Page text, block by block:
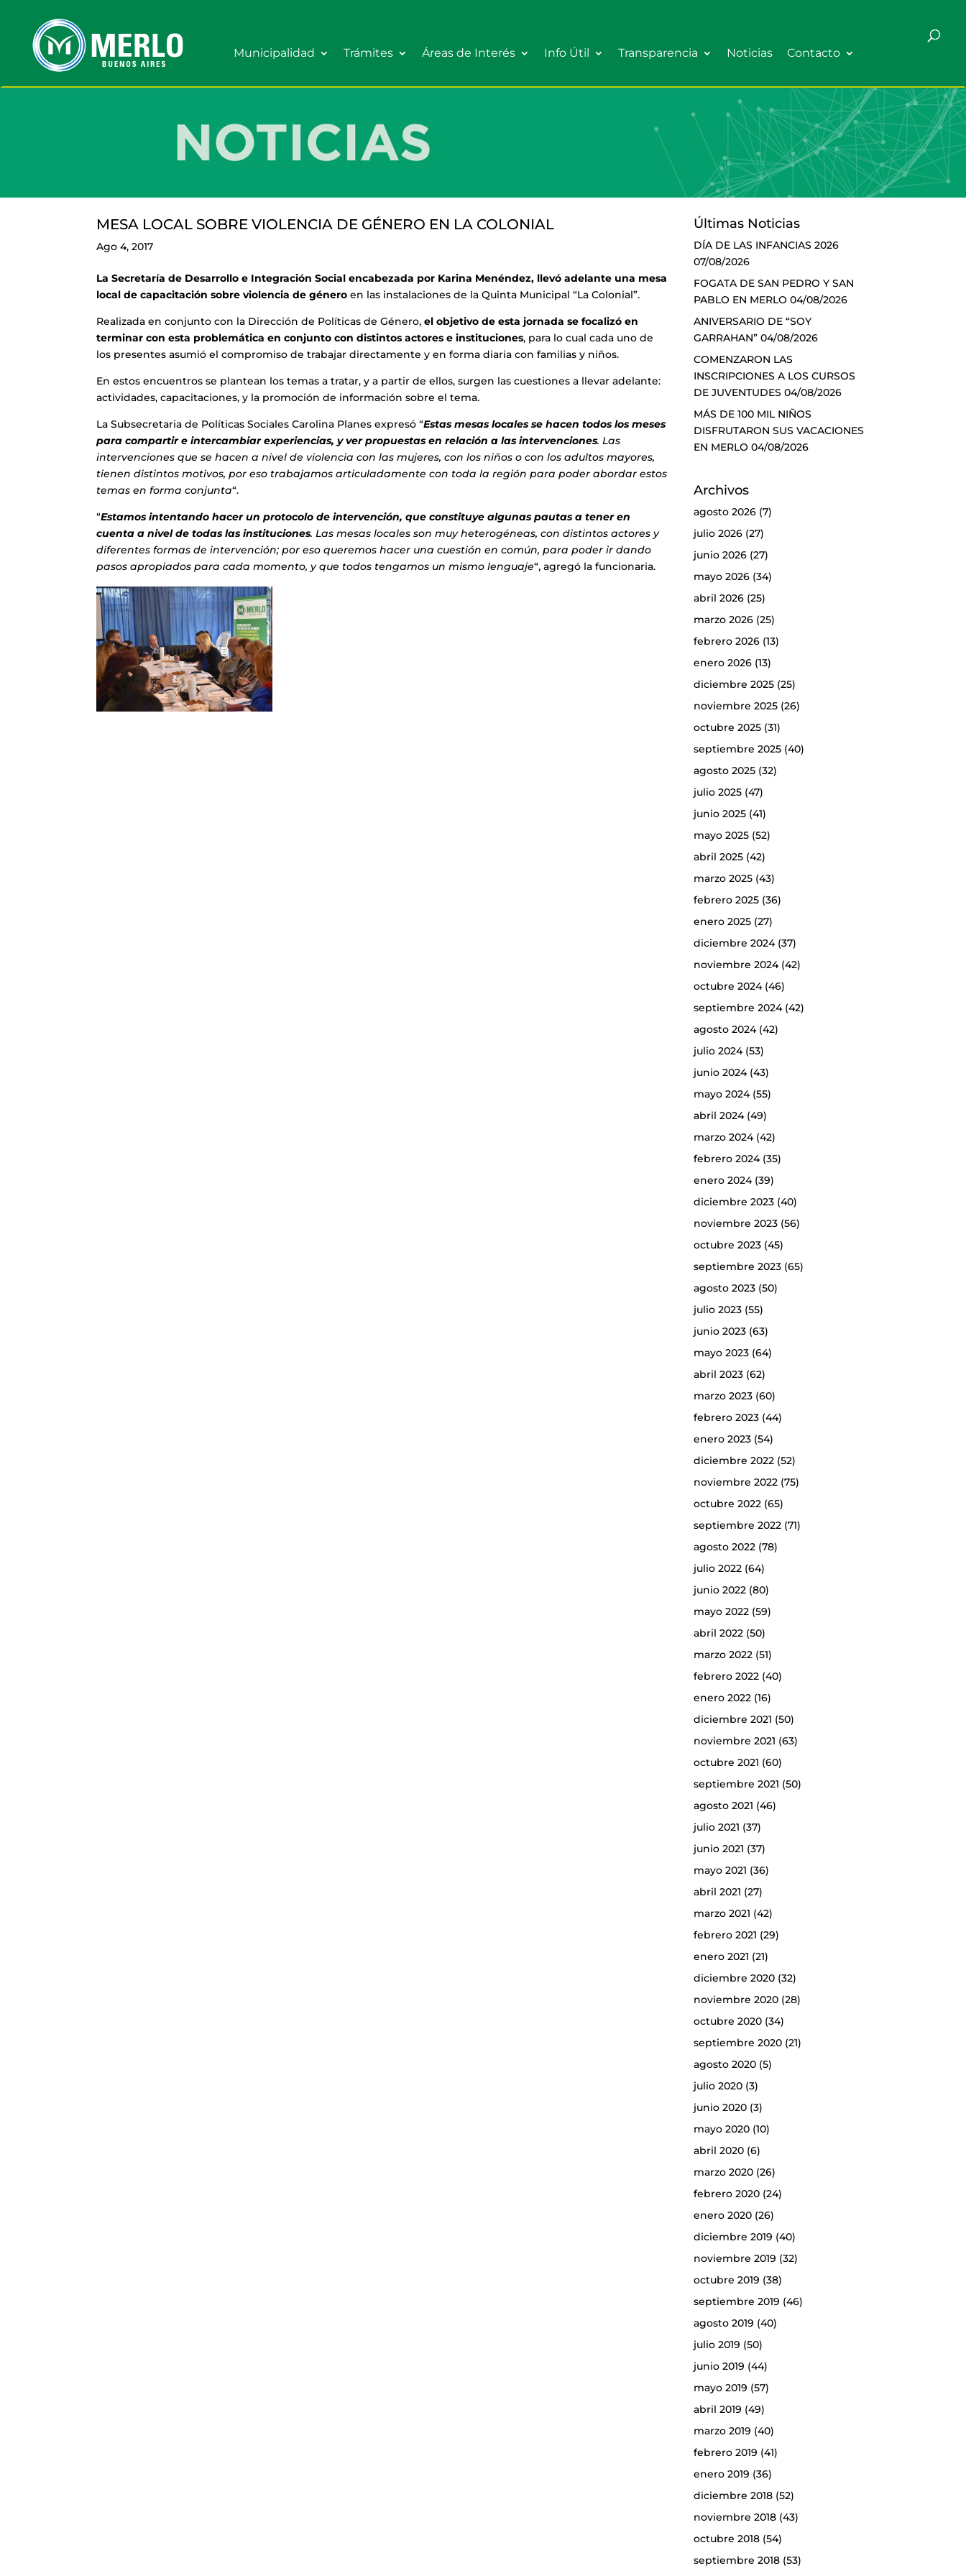
Municipalidad Trámites Áreas de Interés Info Útil Transparencia Noticias Contacto
MESA LOCAL SOBRE VIOLENCIA DE GÉNERO EN LA COLONIAL
Ago 4, 2017
La Secretaría de Desarrollo e Integración Social encabezada por Karina Menéndez, llevó adelante una mesa
local de capacitación sobre violencia de género en las instalaciones de la Quinta Municipal “La Colonial”.
Realizada en conjunto con la Dirección de Políticas de Género,el objetivo de esta jornada se focalizó en
terminar con esta problemática en conjunto con distintos actores e instituciones, para lo cual cada uno de
los presentes asumió el compromiso de trabajar directamente y en forma diaria con familias y niños.
En estos encuentros se plantean los temas a tratar, y a partir de ellos, surgen las cuestiones a llevar adelante:
actividades, capacitaciones, y la promoción de información sobre el tema.
La Subsecretaria de Políticas Sociales Carolina Planes expresó “Estas mesas locales se hacen todos los meses
para compartir e intercambiar experiencias, y ver propuestas en relación a las intervenciones. Las
intervenciones que se hacen a nivel de violencia con las mujeres, con los niños o con los adultos mayores,
tienen distintos motivos, por eso trabajamos articuladamente con toda la región para poder abordar estos
temas en forma conjunta“.
“Estamos intentando hacer un protocolo de intervención, que constituye algunas pautas a tener en
cuenta a nivel de todas las instituciones. Las mesas locales son muy heterogéneas, con distintos actores y
diferentes formas de intervención; por eso queremos hacer una cuestión en común, para poder ir dando
pasos apropiados para cada momento, y que todos tengamos un mismo lenguaje“, agregó la funcionaria.
Últimas Noticias
DÍA DE LAS INFANCIAS 2026
07/08/2026
FOGATA DE SAN PEDRO Y SAN
PABLO EN MERLO 04/08/2026
ANIVERSARIO DE “SOY
GARRAHAN” 04/08/2026
COMENZARON LAS
INSCRIPCIONES A LOS CURSOS
DE JUVENTUDES 04/08/2026
MÁS DE 100 MIL NIÑOS
DISFRUTARON SUS VACACIONES
EN MERLO 04/08/2026
Archivos
agosto 2026(7)
julio 2026(27)
junio 2026(27)
mayo 2026(34)
abril 2026(25)
marzo 2026(25)
febrero 2026(13)
enero 2026(13)
diciembre 2025(25)
noviembre 2025(26)
octubre 2025(31)
septiembre 2025(40)
agosto 2025(32)
julio 2025(47)
junio 2025(41)
mayo 2025(52)
abril 2025(42)
marzo 2025(43)
febrero 2025(36)
enero 2025(27)
diciembre 2024(37)
noviembre 2024(42)
octubre 2024(46)
septiembre 2024(42)
agosto 2024(42)
julio 2024(53)
junio 2024(43)
mayo 2024(55)
abril 2024(49)
marzo 2024(42)
febrero 2024(35)
enero 2024(39)
diciembre 2023(40)
noviembre 2023(56)
octubre 2023(45)
septiembre 2023(65)
agosto 2023(50)
julio 2023(55)
junio 2023(63)
mayo 2023(64)
abril 2023(62)
marzo 2023(60)
febrero 2023(44)
enero 2023(54)
diciembre 2022(52)
noviembre 2022(75)
octubre 2022(65)
septiembre 2022(71)
agosto 2022(78)
julio 2022(64)
junio 2022(80)
mayo 2022(59)
abril 2022(50)
marzo 2022(51)
febrero 2022(40)
enero 2022(16)
diciembre 2021 (50)
noviembre 2021 (63)
octubre 2021 (60)
septiembre 2021 (50)
agosto 2021 (46)
julio 2021 (37)
junio 2021 (37)
mayo 2021 (36)
abril 2021 (27)
marzo 2021 (42)
febrero 2021 (29)
enero 2021 (21)
diciembre 2020(32)
noviembre 2020(28)
octubre 2020(34)
septiembre 2020(21)
agosto 2020(5)
julio 2020(3)
junio 2020(3)
mayo 2020(10)
abril 2020(6)
marzo 2020(26)
febrero 2020(24)
enero 2020(26)
diciembre 2019 (40)
noviembre 2019 (32)
octubre 2019 (38)
septiembre 2019 (46)
agosto 2019 (40)
julio 2019 (50)
junio 2019 (44)
mayo 2019 (57)
abril 2019 (49)
marzo 2019 (40)
febrero 2019 (41)
enero 2019 (36)
diciembre 2018(52)
noviembre 2018(43)
octubre 2018(54)
septiembre 2018(53)